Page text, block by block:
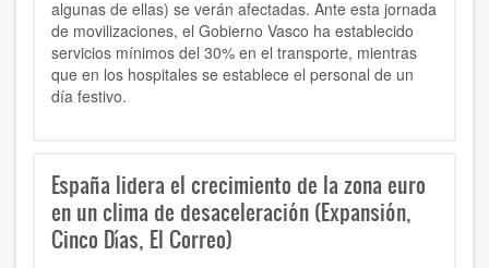
algunas de ellas) se verán afectadas. Ante esta jornada
de movilizaciones, el Gobierno Vasco ha establecido
servicios mínimos del 30% en el transporte, mientras
que en los hospitales se establece el personal de un
día festivo.
España lidera el crecimiento de la zona euro
en un clima de desaceleración (Expansión,
Cinco Días, El Correo)